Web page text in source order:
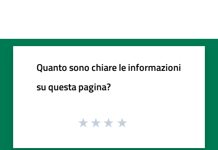
Quanto sono chiare le informazioni
su questa pagina?